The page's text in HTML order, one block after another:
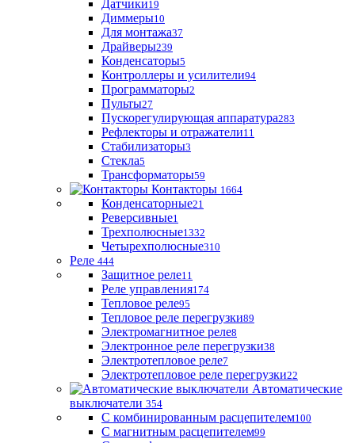
Датчики19
Диммеры10
Для монтажа37
Драйверы239
Конденсаторы5
Контроллеры и усилители94
Программаторы2
Пульты27
Пускорегулирующая аппаратура283
Рефлекторы и отражатели11
Стабилизаторы3
Стекла5
Трансформаторы59
Контакторы 1664
Конденсаторные21
Реверсивные1
Трехполюсные1332
Четырехполюсные310
Реле 444
Защитное реле11
Реле управления174
Тепловое реле95
Тепловое реле перегрузки89
Электромагнитное реле8
Электронное реле перегрузки38
Электротепловое реле7
Электротепловое реле перегрузки22
Автоматические
выключатели 354
С комбинированным расцепителем100
С магнитным расцепителем99